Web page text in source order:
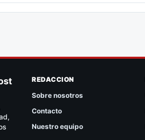
REDACCION
Sobre nosotros
Contacto
Nuestro equipo